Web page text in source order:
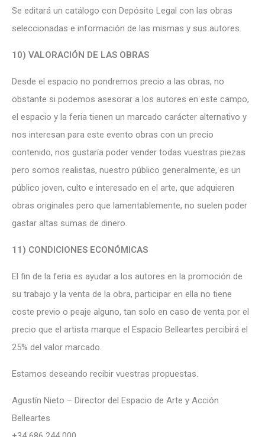
Se editará un catálogo con Depósito Legal con las obras
seleccionadas e información de las mismas y sus autores.
10) VALORACIÓN DE LAS OBRAS
Desde el espacio no pondremos precio a las obras, no
obstante si podemos asesorar a los autores en este campo,
el espacio y la feria tienen un marcado carácter alternativo y
nos interesan para este evento obras con un precio
contenido, nos gustaría poder vender todas vuestras piezas
pero somos realistas, nuestro público generalmente, es un
público joven, culto e interesado en el arte, que adquieren
obras originales pero que lamentablemente, no suelen poder
gastar altas sumas de dinero.
11) CONDICIONES ECONÓMICAS
El fin de la feria es ayudar a los autores en la promoción de
su trabajo y la venta de la obra, participar en ella no tiene
coste previo o peaje alguno, tan solo en caso de venta por el
precio que el artista marque el Espacio Belleartes percibirá el
25% del valor marcado.
Estamos deseando recibir vuestras propuestas.
Agustín Nieto – Director del Espacio de Arte y Acción
Belleartes